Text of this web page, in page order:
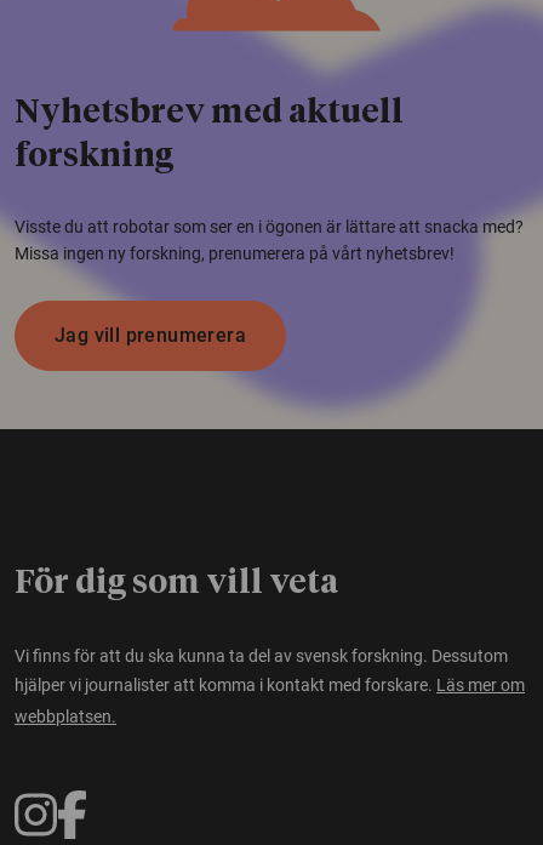
Nyhetsbrev med aktuell
forskning
Visste du att robotar som ser en i ögonen är lättare att snacka med?
Missa ingen ny forskning, prenumerera på vårt nyhetsbrev!
Jag vill prenumerera
För dig som vill veta
Vi finns för att du ska kunna ta del av svensk forskning. Dessutom
hjälper vi journalister att komma i kontakt med forskare. Läs mer om
webbplatsen.